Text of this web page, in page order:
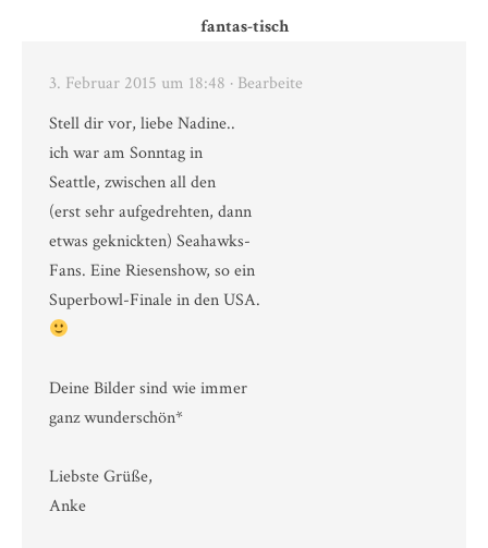
fantas-tisch
3. Februar 2015 um 18:48 · Bearbeite
Stell dir vor, liebe Nadine..
ich war am Sonntag in
Seattle, zwischen all den
(erst sehr aufgedrehten, dann
etwas geknickten) Seahawks-
Fans. Eine Riesenshow, so ein
Superbowl-Finale in den USA.
Deine Bilder sind wie immer
ganz wunderschön*
Liebste Grüße,
Anke